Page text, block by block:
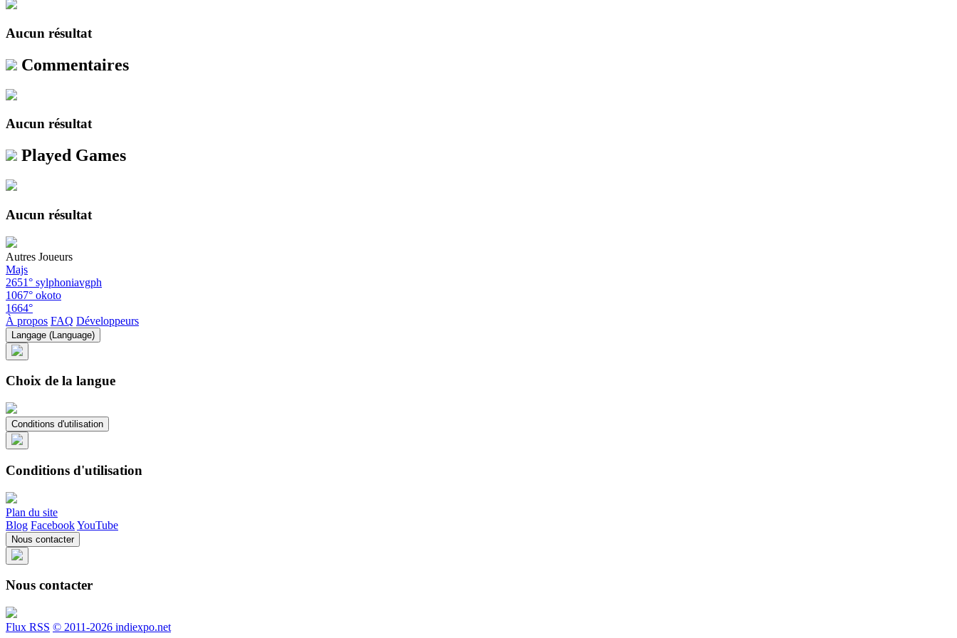
Aucun résultat
Commentaires
Aucun résultat
Played Games
Aucun résultat
Autres Joueurs
Majs
2651° sylphoniavgph
1067° okoto
1664°
À propos FAQ Développeurs
Langage (Language)
Choix de la langue
Conditions d'utilisation
Conditions d'utilisation
Plan du site
Blog FacebookYouTube
Nous contacter
Nous contacter
Flux RSS © 2011-2026 indiexpo.net